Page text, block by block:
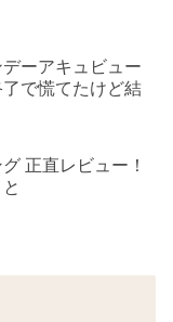
ーアキュビュー
了で慌てたけど結
正直レビュー！